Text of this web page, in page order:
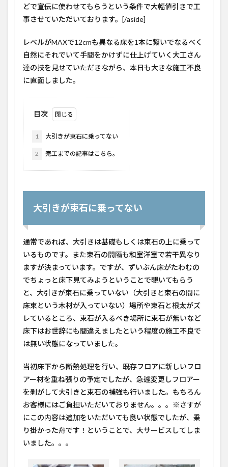
どで宣伝に使わせてもらうという条件で大幅値引きで工
事させていただいております。[/aside]
レベルがMAXで12cmも異なる床を1本に繋いでなるべく
自然にそれでいて手間をかけずに仕上げていく大工さん
達の技を見せていただきながら、本日も大きな施工不良
に直面しました。
目次
1 大引きが束石に乗ってない
2 完工までの記事はこちら。
大引きが束石に乗ってない
通常であれば、大引きは基礎もしくは束石の上に乗って
いるものです。また束石の間隔も和室洋室で若干異なり
ますが決まっています。ですが、ずいぶん床がたわむの
でちょっと床下見てみようということで覗いてもらう
と、 大引きが束石に乗っていない（大引きと束石の間に
床束という木材が入っていない）場所や束石と根太がズ
レているところ、束石が入るべき場所に束石が無いなど
床下はお世辞にも間違えましたという程度の施工不良で
は無い状態になっていました。
当初床下から断熱処理を行い、 既存フロアに新しいフロ
アー材を重ね張りの予定でしたが、急遽変更しフロアー
を剥がして大引きと束石の補強も行いました。もちろん
お客様にはご負担いただいておりません。。。
※さすが
にこの内容は追加をいただいても良い状態でしたが、乗
り掛かった舟です！ということで、大サービスしてしま
いました。。。